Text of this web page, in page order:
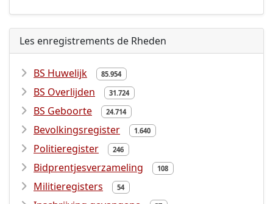
Les enregistrements de Rheden
BS Huwelijk 85.954
BS Overlijden 31.724
BS Geboorte 24.714
Bevolkingsregister 1.640
Politieregister 246
Bidprentjesverzameling 108
Militieregisters 54